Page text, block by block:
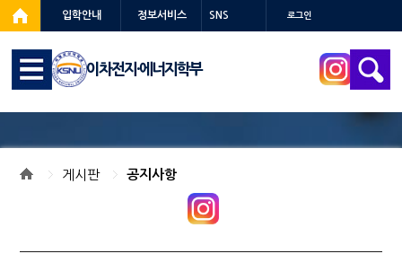
입학안내 정보서비스 SNS 로그인
이차전지·에너지학부
게시판 공지사항